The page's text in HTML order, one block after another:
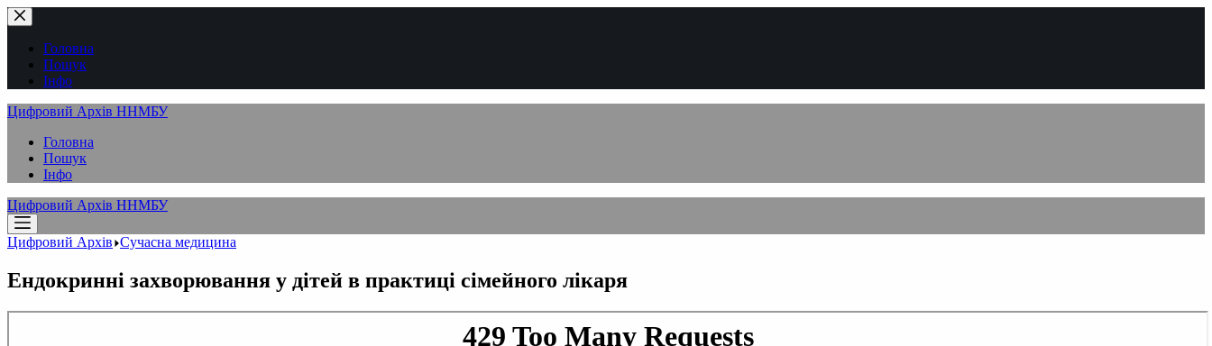
Перейти
до
вмістуГоловна
Пошук
Інфо
Цифровий Архів ННМБУ
Головна
Пошук
Інфо
Цифровий Архів ННМБУ
Цифровий Архів Сучасна медицина
Ендокринні захворювання у дітей в практиці сімейного лікаря